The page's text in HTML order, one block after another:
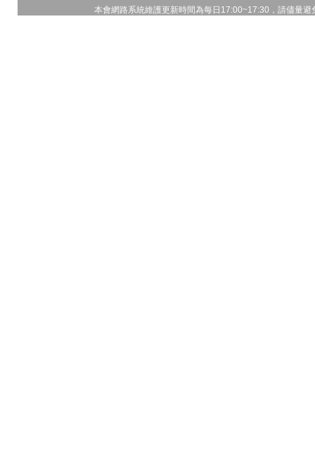
本會網路系統維護更新時間為每日17:00~17:30，請儘量